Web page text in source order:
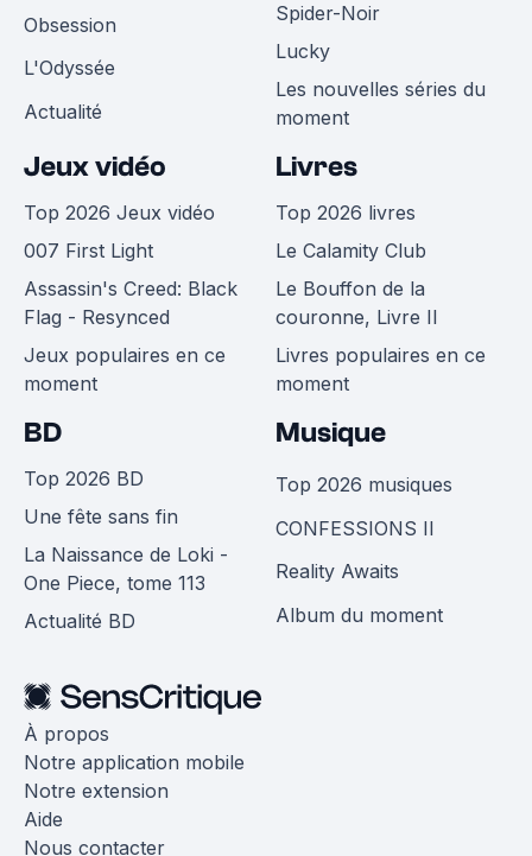
Obsession
L'Odyssée
Actualité
Spider-Noir
Lucky
Les nouvelles séries du
moment
Jeux vidéo
Top 2026 Jeux vidéo
007 First Light
Assassin's Creed: Black
Flag - Resynced
Jeux populaires en ce
moment
Livres
Top 2026 livres
Le Calamity Club
Le Bouffon de la
couronne, Livre II
Livres populaires en ce
moment
BD
Top 2026 BD
Une fête sans fin
La Naissance de Loki -
One Piece, tome 113
Actualité BD
Musique
Top 2026 musiques
CONFESSIONS II
Reality Awaits
Album du moment
À propos
Notre application mobile
Notre extension
Aide
Nous contacter